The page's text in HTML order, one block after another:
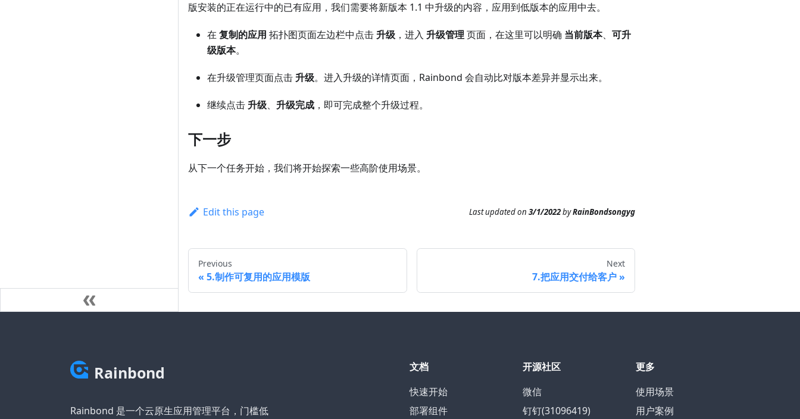
版安装的正在运行中的已有应用，我们需要将新版本 1.1 中升级的内容，应用到低版本的应用中去。
在 复制的应用 拓扑图页面左边栏中点击 升级 ，进入 升级管理 页面，在这里可以明确 当前版本、 可升
级版本。
在升级管理页面点击 升级。进入升级的详情页面，Rainbond 会自动比对版本差异并显示出来。
继续点击 升级、 升级完成 ，即可完成整个升级过程。
下一步
从下一个任务开始，我们将开始探索一些高阶使用场景。
Edit this page Last updatedon 3/1/2022byRainBondsongyg
Previous
5.制作可复用的应用模版
Next
7.把应用交付给客户
Rainbond
Rainbond 是一个云原生应用管理平台，门槛低
文档
快速开始
部署组件
开源社区
微信
钉钉(31096419)
更多
使用场景
用户案例